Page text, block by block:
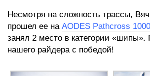
Несмотря на сложность трассы,
прошел ее на AODES Pathcross
занял 2 место в категории «шипы».
нашего райдера с победой!